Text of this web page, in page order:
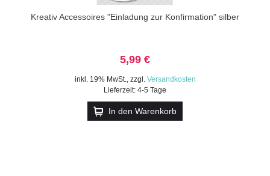
Kreativ Accessoires "Einladung zur Konfirmation" silber
5,99 €
inkl. 19% MwSt., zzgl. Versandkosten
Lieferzeit: 4-5 Tage
In den Warenkorb